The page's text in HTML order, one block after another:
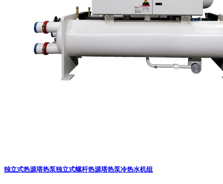
独立式热源塔热泵独立式螺杆热源塔热泵冷热水机组